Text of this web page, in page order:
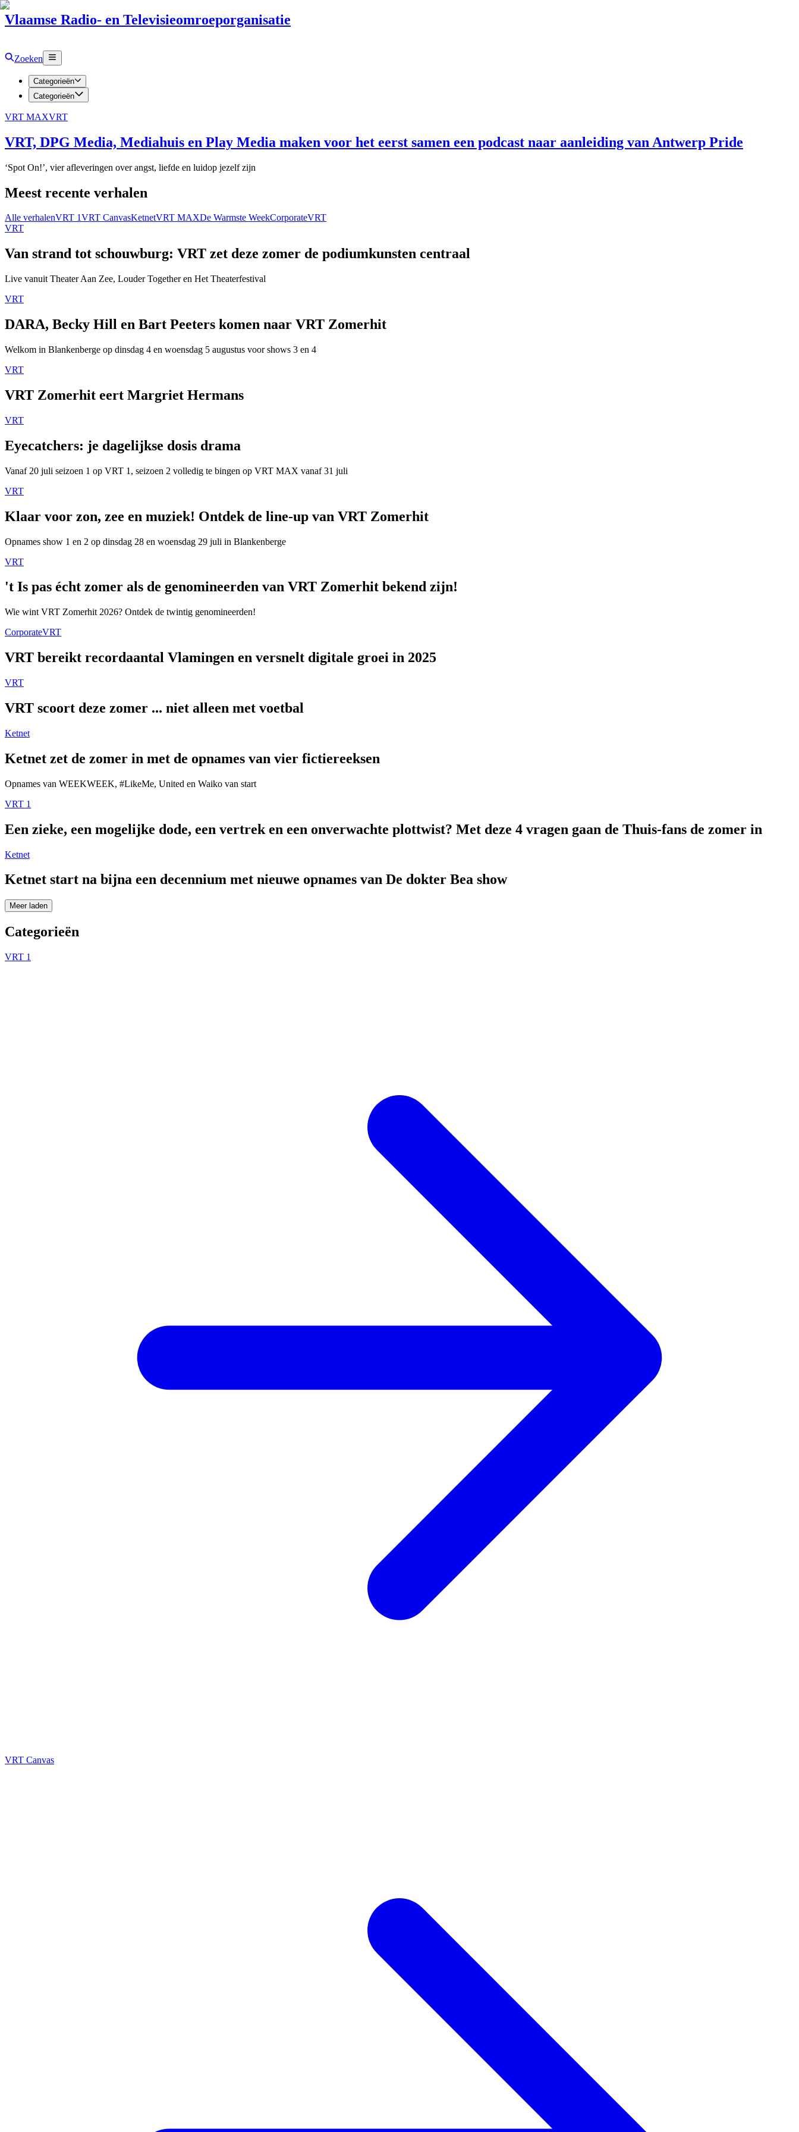
Vlaamse Radio- en Televisieomroeporganisatie
Zoeken
Categorieën
Categorieën
VRT MAXVRT
VRT, DPG Media, Mediahuis en Play Media maken voor het eerst samen een podcast naar aanleiding van Antwerp Pride
‘Spot On!’, vier afleveringen over angst, liefde en luidop jezelf zijn
Meest recente verhalen
Alle verhalenVRT 1VRT CanvasKetnetVRT MAXDe Warmste WeekCorporateVRT
VRT
Van strand tot schouwburg: VRT zet deze zomer de podiumkunsten centraal
Live vanuit Theater Aan Zee, Louder Together en Het Theaterfestival
VRT
DARA, Becky Hill en Bart Peeters komen naar VRT Zomerhit
Welkom in Blankenberge op dinsdag 4 en woensdag 5 augustus voor shows 3 en 4
VRT
VRT Zomerhit eert Margriet Hermans
VRT
Eyecatchers: je dagelijkse dosis drama
Vanaf 20 juli seizoen 1 op VRT 1, seizoen 2 volledig te bingen op VRT MAX vanaf 31 juli
VRT
Klaar voor zon, zee en muziek! Ontdek de line-up van VRT Zomerhit
Opnames show 1 en 2 op dinsdag 28 en woensdag 29 juli in Blankenberge
VRT
't Is pas écht zomer als de genomineerden van VRT Zomerhit bekend zijn!
Wie wint VRT Zomerhit 2026? Ontdek de twintig genomineerden!
CorporateVRT
VRT bereikt recordaantal Vlamingen en versnelt digitale groei in 2025
VRT
VRT scoort deze zomer ... niet alleen met voetbal
Ketnet
Ketnet zet de zomer in met de opnames van vier fictiereeksen
Opnames van WEEKWEEK, #LikeMe, United en Waiko van start
VRT 1
Een zieke, een mogelijke dode, een vertrek en een onverwachte plottwist? Met deze 4 vragen gaan de Thuis-fans de zomer in
Ketnet
Ketnet start na bijna een decennium met nieuwe opnames van De dokter Bea show
Meer laden
Categorieën
VRT 1
VRT Canvas